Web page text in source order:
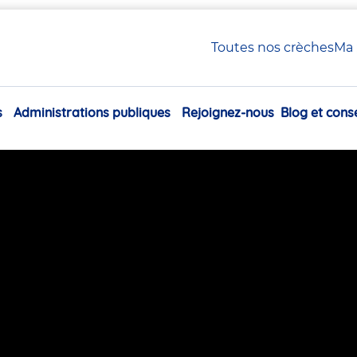
Toutes nos crèchesMa
Navigation
Administrations publiques Rejoignez-nous Blog et
de la chèvre et des 7